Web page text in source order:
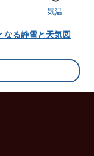
気温
なる静雪と天気図